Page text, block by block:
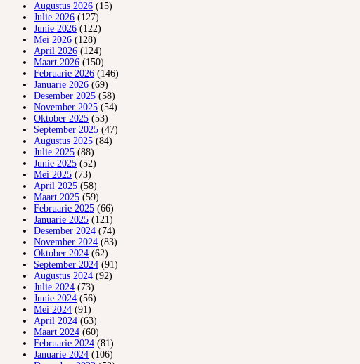
Augustus 2026 (15)
Julie 2026 (127)
Junie 2026 (122)
Mei 2026 (128)
April 2026 (124)
Maart 2026 (150)
Februarie 2026 (146)
Januarie 2026 (69)
Desember 2025 (58)
November 2025 (54)
Oktober 2025 (53)
September 2025 (47)
Augustus 2025 (84)
Julie 2025 (88)
Junie 2025 (52)
Mei 2025 (73)
April 2025 (58)
Maart 2025 (59)
Februarie 2025 (66)
Januarie 2025 (121)
Desember 2024 (74)
November 2024 (83)
Oktober 2024 (62)
September 2024 (91)
Augustus 2024 (92)
Julie 2024 (73)
Junie 2024 (56)
Mei 2024 (91)
April 2024 (63)
Maart 2024 (60)
Februarie 2024 (81)
Januarie 2024 (106)